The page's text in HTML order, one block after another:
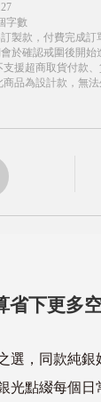
字數
製款，付費完成訂
於確認戒圍後開始
支援超商取貨付款
商品為設計款，無
省下更多
選，同款純銀
光點綴每個日